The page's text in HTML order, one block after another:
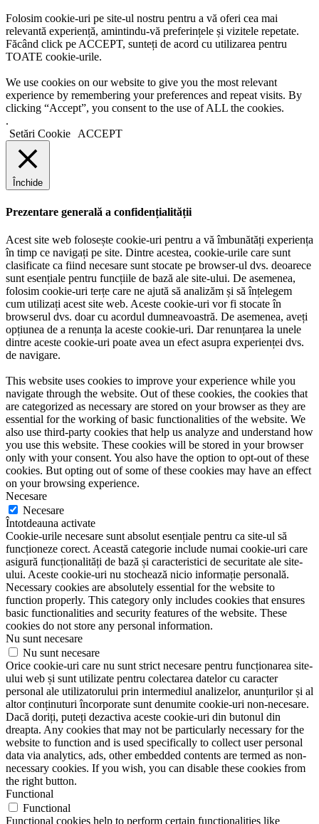
Folosim cookie-uri pe site-ul nostru pentru a vă oferi cea mai
relevantă experiență, amintindu-vă preferințele și vizitele repetate.
Făcând click pe ACCEPT, sunteți de acord cu utilizarea pentru
TOATE cookie-urile.
We use cookies on our website to give you the most relevant
experience by remembering your preferences and repeat visits. By
clicking “Accept”, you consent to the use of ALL the cookies.
.
Setări Cookie
ACCEPT
Închide
Prezentare generală a confidențialității
Acest site web folosește cookie-uri pentru a vă îmbunătăți experiența
în timp ce navigați pe site. Dintre acestea, cookie-urile care sunt
clasificate ca fiind necesare sunt stocate pe browser-ul dvs. deoarece
sunt esențiale pentru funcțiile de bază ale site-ului. De asemenea,
folosim cookie-uri terțe care ne ajută să analizăm și să înțelegem
cum utilizați acest site web. Aceste cookie-uri vor fi stocate în
browserul dvs. doar cu acordul dumneavoastră. De asemenea, aveți
opțiunea de a renunța la aceste cookie-uri. Dar renunțarea la unele
dintre aceste cookie-uri poate avea un efect asupra experienței dvs.
de navigare.
This website uses cookies to improve your experience while you
navigate through the website. Out of these cookies, the cookies that
are categorized as necessary are stored on your browser as they are
essential for the working of basic functionalities of the website. We
also use third-party cookies that help us analyze and understand how
you use this website. These cookies will be stored in your browser
only with your consent. You also have the option to opt-out of these
cookies. But opting out of some of these cookies may have an effect
on your browsing experience.
Necesare
Necesare
Întotdeauna activate
Cookie-urile necesare sunt absolut esențiale pentru ca site-ul să
funcționeze corect. Această categorie include numai cookie-uri care
asigură funcționalități de bază și caracteristici de securitate ale site-
ului. Aceste cookie-uri nu stochează nicio informație personală.
Necessary cookies are absolutely essential for the website to
function properly. This category only includes cookies that ensures
basic functionalities and security features of the website. These
cookies do not store any personal information.
Nu sunt necesare
Nu sunt necesare
Orice cookie-uri care nu sunt strict necesare pentru funcționarea site-
ului web și sunt utilizate pentru colectarea datelor cu caracter
personal ale utilizatorului prin intermediul analizelor, anunțurilor și al
altor conținuturi încorporate sunt denumite cookie-uri non-necesare.
Dacă doriți, puteți dezactiva aceste cookie-uri din butonul din
dreapta. Any cookies that may not be particularly necessary for the
website to function and is used specifically to collect user personal
data via analytics, ads, other embedded contents are termed as non-
necessary cookies. If you wish, you can disable these cookies from
the right button.
Functional
Functional
Functional cookies help to perform certain functionalities like